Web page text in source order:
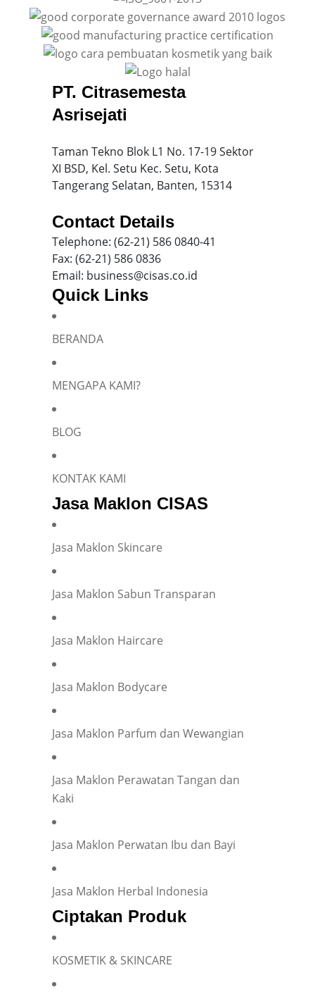
PT. Citrasemesta
Asrisejati
Taman Tekno Blok L1 No. 17-19 Sektor
XI BSD, Kel. Setu Kec. Setu, Kota
Tangerang Selatan, Banten, 15314
Contact Details
Telephone: (62-21) 586 0840-41
Fax: (62-21) 586 0836
Email: business@cisas.co.id
Quick Links
BERANDA
MENGAPA KAMI?
BLOG
KONTAK KAMI
Jasa Maklon CISAS
Jasa Maklon Skincare
Jasa Maklon Sabun Transparan
Jasa Maklon Haircare
Jasa Maklon Bodycare
Jasa Maklon Parfum dan Wewangian
Jasa Maklon Perawatan Tangan dan
Kaki
Jasa Maklon Perwatan Ibu dan Bayi
Jasa Maklon Herbal Indonesia
Ciptakan Produk
KOSMETIK & SKINCARE
Silakan isi informasi Anda dan chat dengan saya
*
Company representation or personal inquiry?
Company
Company Name
Yes
No